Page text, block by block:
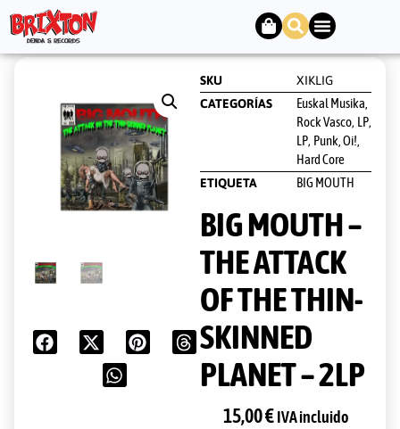
SKU
XIKLIG
CATEGORÍAS
Euskal Musika,
Rock Vasco, LP,
LP, Punk, Oi!,
Hard Core
ETIQUETA BIG MOUTH
BIG MOUTH –
THE ATTACK
OF THE THIN-
SKINNED
PLANET – 2LP
15,00€IVA incluido